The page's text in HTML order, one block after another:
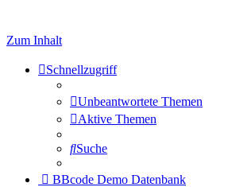
Zum Inhalt
Schnellzugriff
Unbeantwortete Themen
Aktive Themen
Suche
BBcode Demo Datenbank